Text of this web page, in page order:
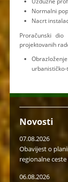
Normalni
Nacrt
Proračunski
projektovanih
Novosti
07.08.2026
Obavijest o
regionalne ceste
06.08.2026